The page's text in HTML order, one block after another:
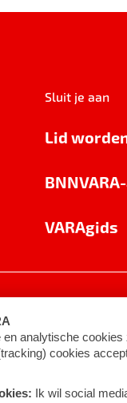
Sluit je aan
Lid
VARAgids
©